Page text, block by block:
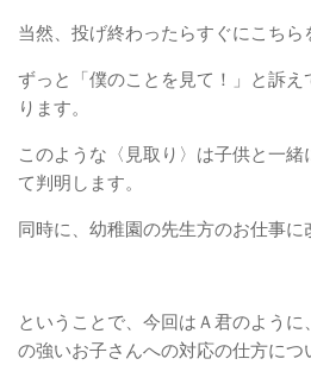
当然、投げ終わったらすぐにこちら
ずっと「僕のことを見て！」と訴
ります。
このような〈見取り〉は子供と一
て判明します。
同時に、幼稚園の先生方のお仕事に
ということで、今回はＡ君のように
の強いお子さんへの対応の仕方に